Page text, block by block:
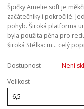
Špičky Amelie soft je
začátečníky i pokročilé.
pohyb. Široká platforma
byla použita pěna pro
široká Stélka: m... celý
Dostupnost
Není
Velikost